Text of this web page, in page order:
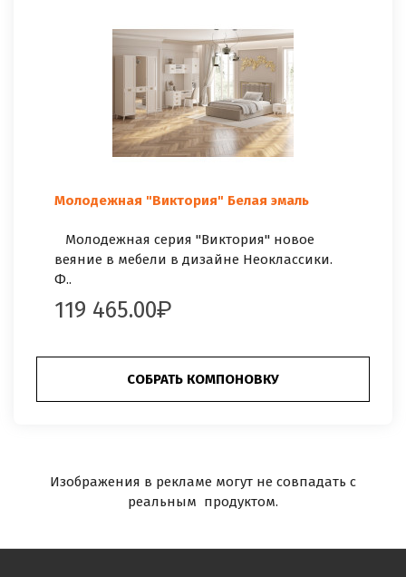
Молодежная "Виктория" Белая эмаль
Молодежная серия "Виктория" новое
веяние в мебели в дизайне Неоклассики.
Ф..
119 465.00
СОБРАТЬ КОМПОНОВКУ
Изображения в рекламе могут не совпадать с
реальным продуктом.